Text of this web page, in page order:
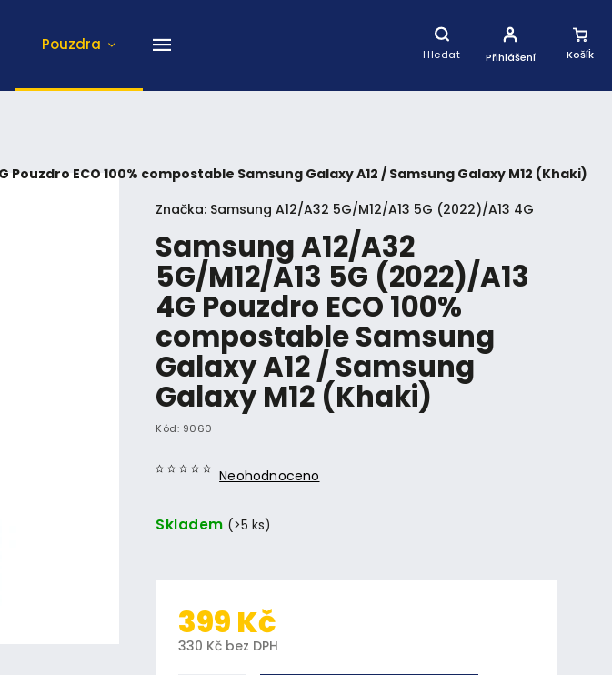
Hledat
Nákupní
Košík
Přihlášení
Pouzdra
Pouzdro ECO 100% compostable Samsung Galaxy A12 / Samsung Galaxy M12 (Khaki)
Samsung A12/A32
5G/M12/A13 5G (2022)/A13
4G Pouzdro ECO 100%
compostable Samsung
Galaxy A12 / Samsung
Galaxy M12 (Khaki)
Kód: 9060
Neohodnoceno
Značka: Samsung A12/A32 5G/M12/A13 5G (2022)/A13 4G
Skladem (>5 ks)
399 Kč
330 Kč bez DPH